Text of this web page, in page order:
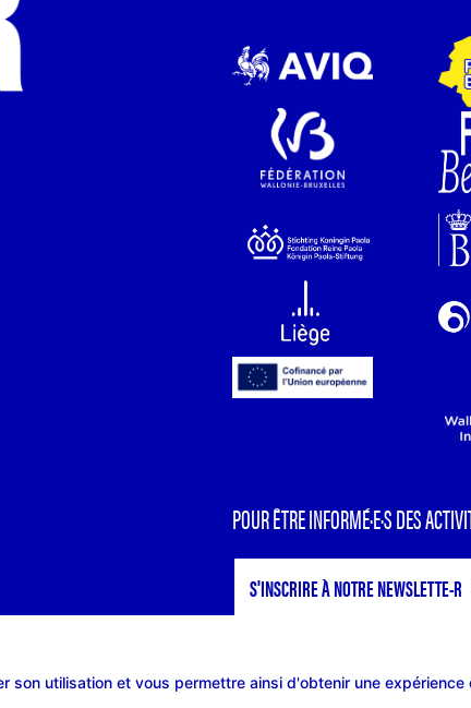
POUR ÊTRE INFORMÉ·E·S DES
S'INSCRIRE À NOTRE NEWSLETTE-R
son utilisation et vous permettre ainsi d'obtenir une expérience